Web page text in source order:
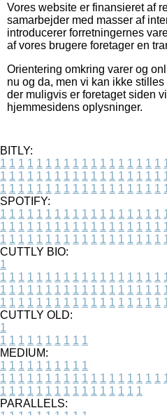
Vores website er finansieret af
samarbejder med masser af
introducerer forretningernes
af vores brugere foretager en
Orientering omkring varer og
nu og da, men vi kan ikke
der muligvis er foretaget siden
hjemmesidens oplysninger.
BITLY:
1 1 1 1 1 1 1 1 1 1 1 1 1 1 1 1 1 1
1 1 1 1 1 1 1 1 1 1 1 1 1 1 1 1 1 1
1 1 1 1 1 1 1 1 1 1 1 1 1 1 1 1 1 1
SPOTIFY:
1 1 1 1 1 1 1 1 1 1 1 1 1 1 1 1 1 1
1 1 1 1 1 1 1 1 1 1 1 1 1 1 1 1 1 1
1 1 1 1 1 1 1 1 1 1 1 1 1 1 1 1 1 1
CUTTLY BIO:
1
1 1 1 1 1 1 1 1 1 1 1 1 1 1 1 1 1 1
1 1 1 1 1 1 1 1 1 1 1 1 1 1 1 1 1 1
1 1 1 1 1 1 1 1 1 1 1 1 1 1 1 1 1 1
CUTTLY OLD:
1
1 1 1 1 1 1 1 1 1 1
MEDIUM:
1 1 1 1 1 1 1 1 1 1
1 1 1 1 1 1 1 1 1 1 1 1 1 1 1 1 1 1
1 1 1 1 1 1 1 1 1 1 1 1 1 1 1 1
PARALLELS: